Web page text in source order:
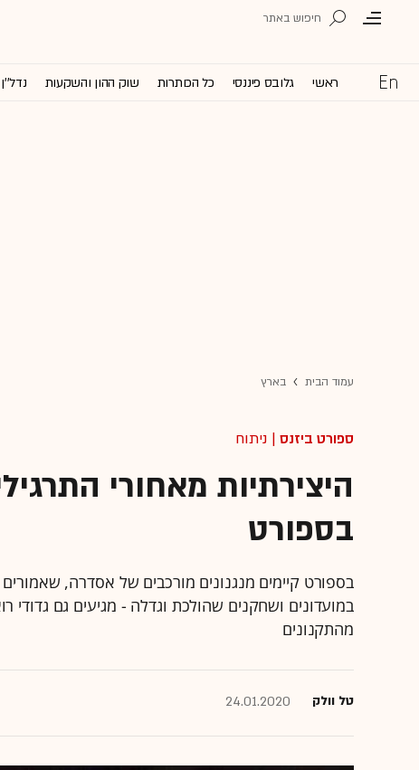
ראשי גלובס פיננסי כל הכותרות שוק ההון והשקעות
עמוד הבית בארץ
ספורט ביזנס | ניתוח
היצירתיות מאחורי
בספורט
בספורט קיימים מנגנונים מורכבים של אסדרה,
במועדונים ושחקנים שהולכת וגדלה - מגיעים גם גדודי
מהתקנונים
טל וולק 24.01.2020